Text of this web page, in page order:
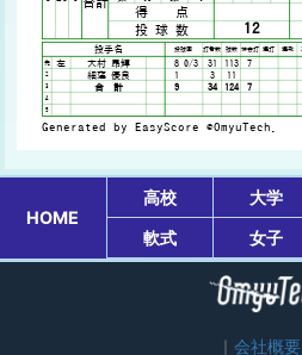
HOME
高校 大学
軟式
女子
会社概要